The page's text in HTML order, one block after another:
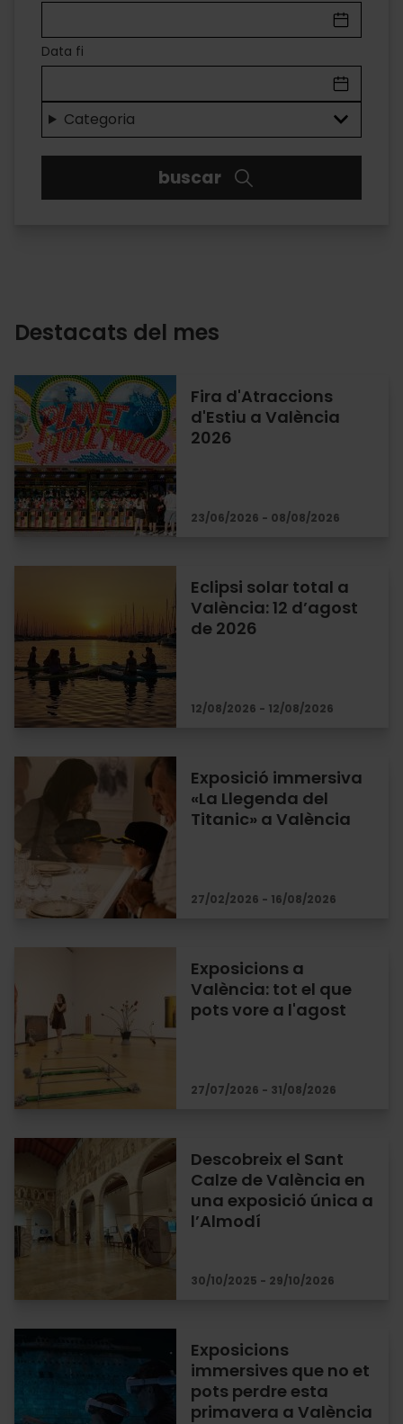
VALÈNCIA
Diversió
per
a
tots
Data fi
Categoria
buscar
Destacats del mes
Fira d'Atraccions
d'Estiu a València
2026
23/06/2026 - 08/08/2026
Eclipsi solar total a
València: 12 d’agost
de 2026
12/08/2026 - 12/08/2026
Exposició immersiva
«La Llegenda del
Titanic» a València
27/02/2026 - 16/08/2026
Exposicions a
València: tot el que
pots vore a l'agost
27/07/2026 - 31/08/2026
Descobreix el Sant
Calze de València en
una exposició única a
l’Almodí
30/10/2025 - 29/10/2026
Exposicions
immersives que no et
pots perdre esta
primavera a València